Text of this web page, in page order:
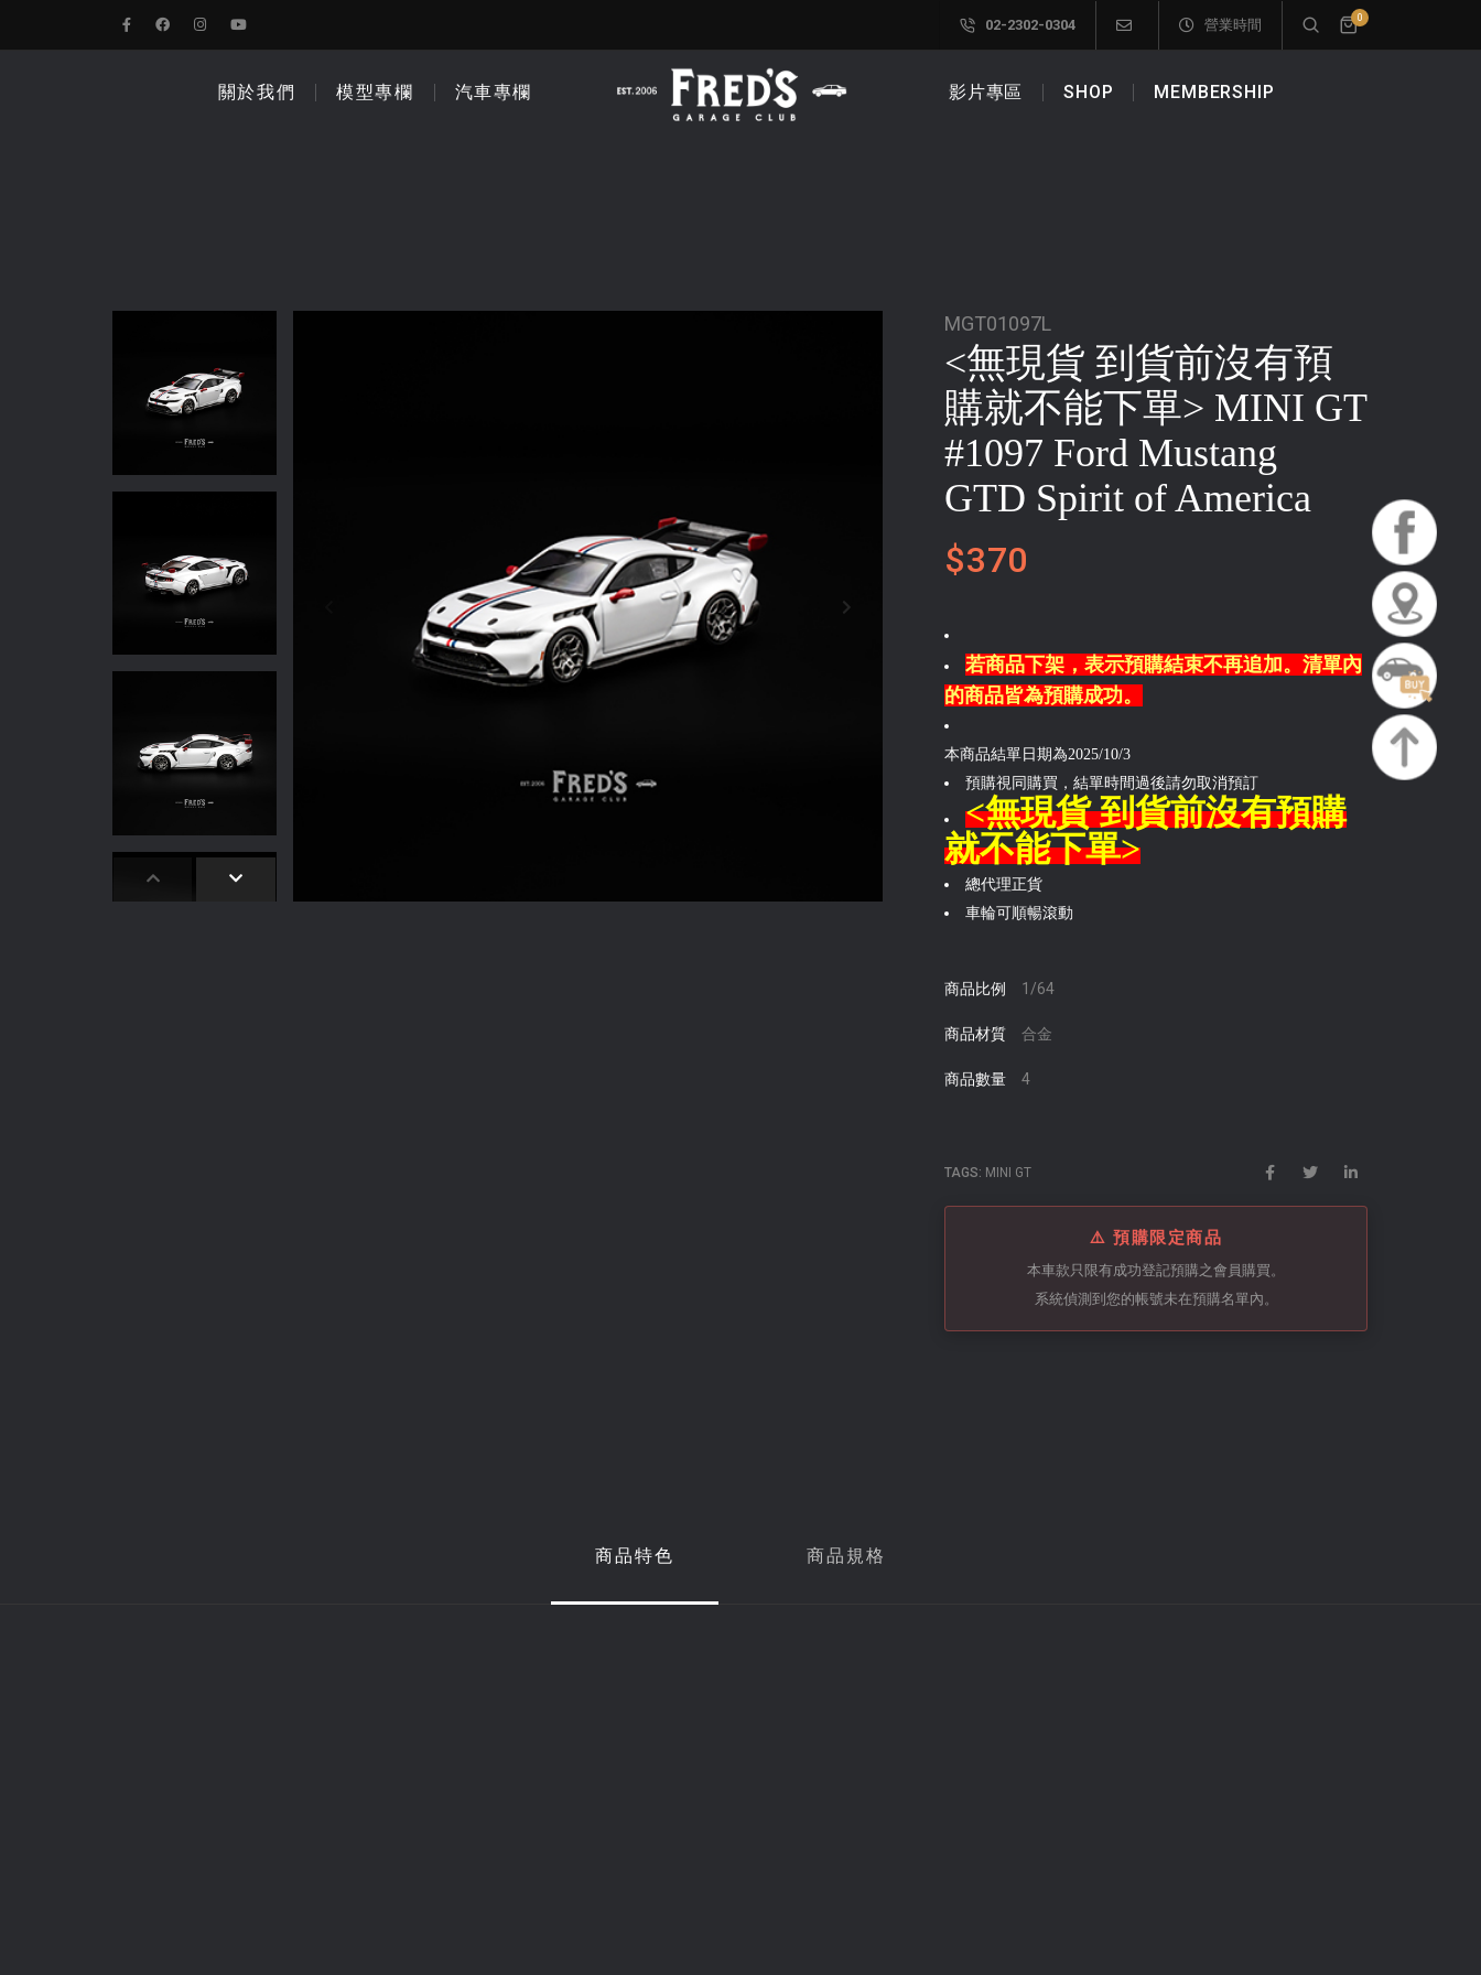
MGT01097L
<無現貨 到貨前沒有預
購就不能下單> MINI GT
#1097 Ford Mustang
GTD Spirit of America
$370
若商品下架，表示預購結束不再追加。清單內
的商品皆為預購成功。
本商品結單日期為2025/10/3
預購視同購買，結單時間過後請勿取消預訂
<無現貨 到貨前沒有預購
就不能下單>
總代理正貨
車輪可順暢滾動
商品比例 1/64
商品材質 合金
商品數量 4
TAGS: MINI GT
⚠️ 預購限定商品
本車款只限有成功登記預購之會員購買。
系統偵測到您的帳號未在預購名單內。
商品特色 商品規格
02-2302-0304 營業時間 0
關於我們 模型專欄 汽車專欄 影片專區 SHOP MEMBERSHIP